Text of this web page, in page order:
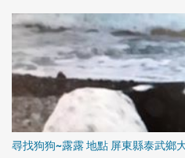
尋找狗狗~露露 地點 屏東縣泰武鄉